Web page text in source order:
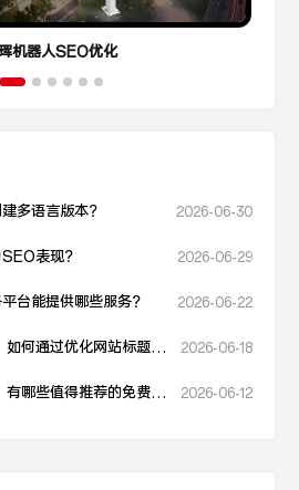
机器人SEO优化
多语言版本？ 2026-06-30
表现？ 2026-06-29
台能提供哪些服务？ 2026-06-22
何通过优化网站标题提
2026-06-18
哪些值得推荐的免费
2026-06-12